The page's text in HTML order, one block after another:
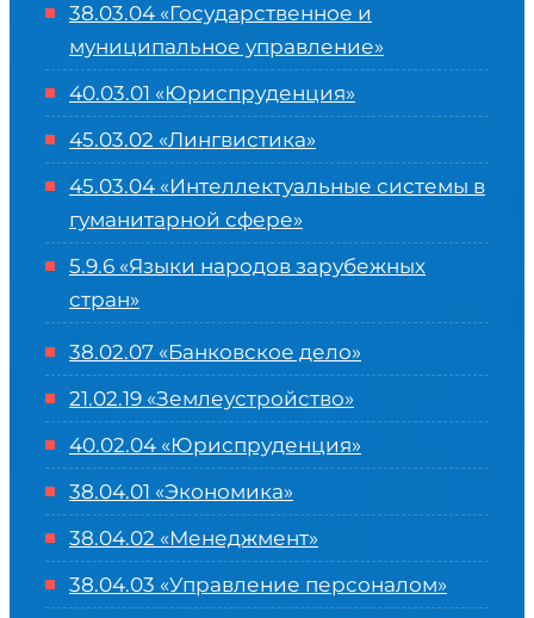
38.03.04 «Государственное и
муниципальное управление»
40.03.01 «Юриспруденция»
45.03.02 «Лингвистика»
45.03.04 «Интеллектуальные системы в
гуманитарной сфере»
5.9.6 «Языки народов зарубежных
стран»
38.02.07 «Банковское дело»
21.02.19 «Землеустройство»
40.02.04 «Юриспруденция»
38.04.01 «Экономика»
38.04.02 «Менеджмент»
38.04.03 «Управление персоналом»